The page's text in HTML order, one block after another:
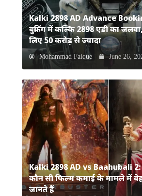
Kalki 2898 AD Advance
बुकिंग में कल्कि 2898 एडी का
लिए 50 करोड़ से ज्यादा
Mohammad Faique June 26,
Kalki 2898 AD vs Baahubali 2:
कौन सी फिल्म कमाई के मामले में
जानते हैं